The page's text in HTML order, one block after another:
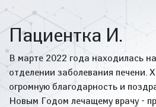
Пациентка И.
В марте 2022 года находилась
отделении заболевания печени.
огромную благодарность и
Новым Годом лечащему врачу -